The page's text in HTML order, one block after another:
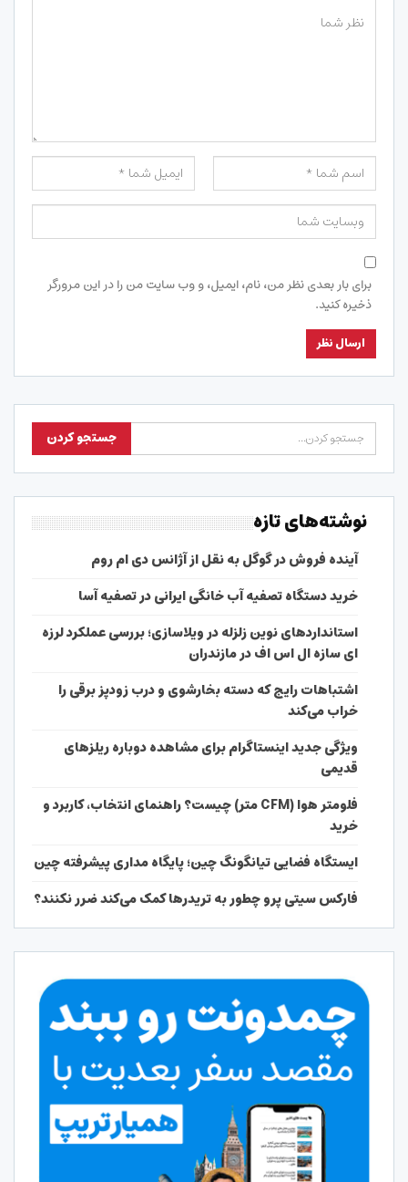
برای بار بعدی نظر من، نام، ایمیل، و وب سایت من را در این مرورگر
ذخیره کنید.
نوشته‌های تازه
آینده فروش در گوگل به نقل از آژانس دی ام روم
خرید دستگاه تصفیه آب خانگی ایرانی در تصفیه آسا
استانداردهای نوین زلزله در ویلاسازی؛ بررسی عملکرد لرزه
ای سازه ال اس اف در مازندران
اشتباهات رایج که دسته بخارشوی و درب زودپز برقی را
خراب می‌کند
ویژگی جدید اینستاگرام برای مشاهده دوباره ریلزهای
قدیمی
فلومتر هوا (CFM متر) چیست؟ راهنمای انتخاب، کاربرد و
خرید
ایستگاه فضایی تیانگونگ چین؛ پایگاه مداری پیشرفته چین
فارکس سیتی پرو چطور به تریدرها کمک می‌کند ضرر نکنند؟